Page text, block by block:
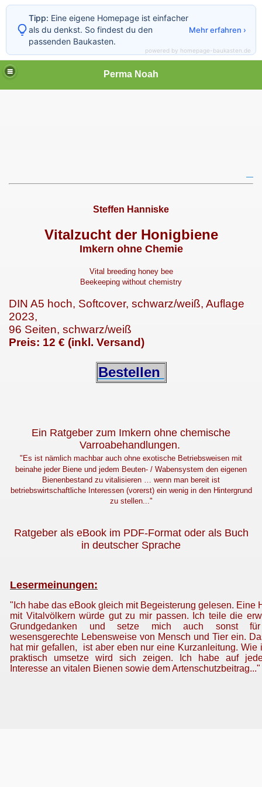
Perma Noah
Steffen Hanniske
Vitalzucht der Honigbiene
Imkern ohne Chemie
Vital breeding honey bee
Beekeeping without chemistry
DIN A5 hoch, Softcover, schwarz/weiß, Auflage
2023,
96 Seiten, schwarz/weiß
Preis: 12 € (inkl. Versand)
Bestellen
Ein Ratgeber zum Imkern ohne chemische
Varroabehandlungen.
"Es ist nämlich machbar auch ohne exotische Betriebsweisen mit
beinahe jeder Biene und jedem Beuten- / Wabensystem den eigenen
Bienenbestand zu vitalisieren … wenn man bereit ist
betriebswirtschaftliche Interessen (vorerst) ein wenig in den Hintergrund
zu stellen..."
Ratgeber als eBook im PDF-Format oder als Buch
in deutscher Sprache
Lesermeinungen:
"Ich habe das eBook gleich mit Begeisterung gelesen. Eine
mit Vitalvölkern würde gut zu mir passen. Ich teile die
Grundgedanken und setze mich auch sonst
wesensgerechte Lebensweise von Mensch und Tier ein.
hat mir gefallen, ist aber eben nur eine Kurzanleitung. Wie
praktisch umsetze wird sich zeigen. Ich habe auf
Interesse an vitalen Bienen sowie dem Artenschutzbeitrag..."
Tipp: Eine eigene Homepage ist einfacher
als du denkst. So findest du den
passenden Baukasten.
Mehr erfahren ›
powered by homepage-baukasten.de